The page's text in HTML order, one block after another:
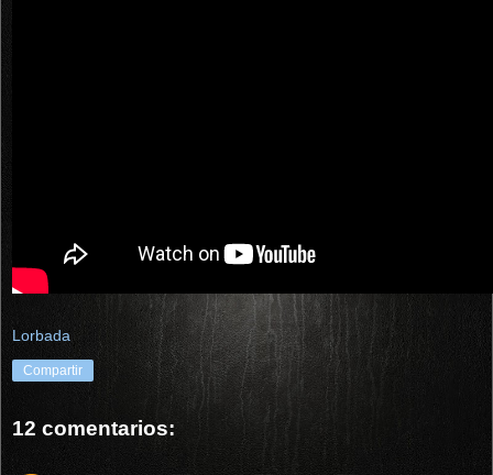
Lorbada
Compartir
12 comentarios: